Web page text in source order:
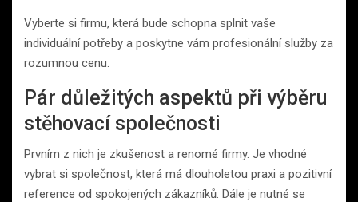
Vyberte si firmu, která bude schopna splnit vaše
individuální potřeby a poskytne vám profesionální služby za
rozumnou cenu.
Pár důležitých aspektů při výběru
stěhovací společnosti
Prvním z nich je zkušenost a renomé firmy. Je vhodné
vybrat si společnost, která má dlouholetou praxi a pozitivní
reference od spokojených zákazníků. Dále je nutné se